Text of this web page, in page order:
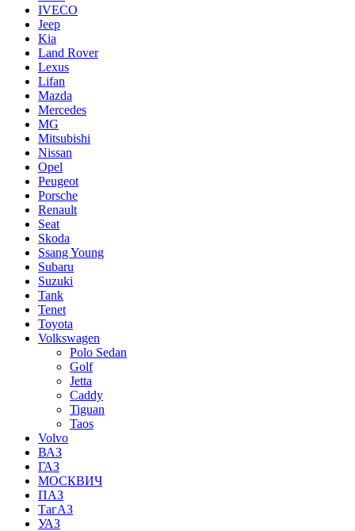
IVECO
Jeep
Kia
Land Rover
Lexus
Lifan
Mazda
Mercedes
MG
Mitsubishi
Nissan
Opel
Peugeot
Porsche
Renault
Seat
Skoda
Ssang Young
Subaru
Suzuki
Tank
Tenet
Toyota
Volkswagen
Polo Sedan
Golf
Jetta
Caddy
Tiguan
Taos
Volvo
ВАЗ
ГАЗ
МОСКВИЧ
ПАЗ
ТагАЗ
УАЗ